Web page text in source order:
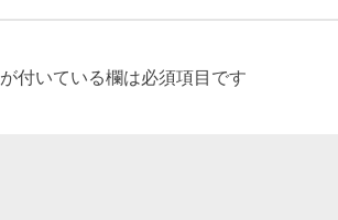
が付いている欄は必須項目です